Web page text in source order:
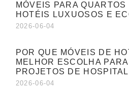
MÓVEIS PARA
HOTÉIS LUXUOSOS E
2026-06-04
POR QUE MÓVEIS DE
MELHOR ESCOLHA
PROJETOS DE
2026-06-04